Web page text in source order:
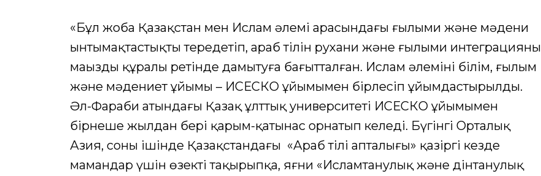
«Бұл жоба Қазақстан мен Ислам әлемі арасындағы ғылыми және мәдени
ынтымақтастықты тереңдетіп, араб тілін рухани және ғылыми интеграцияның
маңызды құралы ретінде дамытуға бағытталған. Ислам әлемінің білім, ғылым
және мәдениет ұйымы – ИСЕСКО ұйымымен бірлесіп ұйымдастырылды.
Әл-Фараби атындағы Қазақ ұлттық университеті ИСЕСКО ұйымымен
бірнеше жылдан бері қарым-қатынас орнатып келеді. Бүгінгі Орталық
Азия, соның ішінде Қазақстандағы «Араб тілі апталығы» қазіргі кезде
мамандар үшін өзекті тақырыпқа, яғни «Исламтанулық және дінтанулық